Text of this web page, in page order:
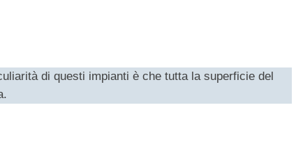
di questi impianti è che tutta la superficie del